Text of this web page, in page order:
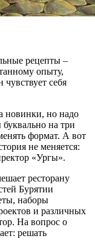
рецепты –
опыту,
себя
новинки, но надо
на три
формат. А вот
не меняется:
«Ургы».
ресторану
Бурятии
наборы
и различных
На вопрос о
решать